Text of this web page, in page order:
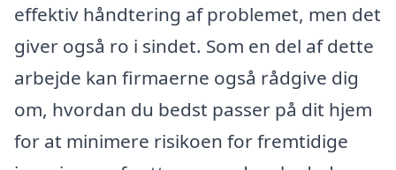
effektiv håndtering af problemet, men det
giver også ro i sindet. Som en del af dette
arbejde kan firmaerne også rådgive dig
om, hvordan du bedst passer på dit hjem
for at minimere risikoen for fremtidige